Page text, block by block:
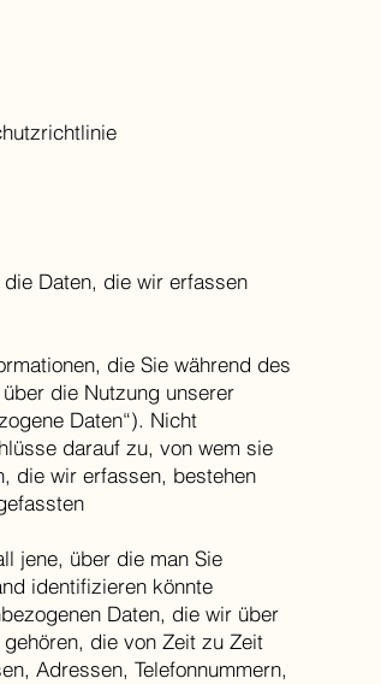
Daten, die wir erfassen
die Sie während des
die Nutzung unserer
Daten“). Nicht
darauf zu, von wem sie
die wir erfassen, bestehen
jene, über die man Sie
identifizieren könnte
Daten, die wir über
die von Zeit zu Zeit
Adressen, Telefonnummern,